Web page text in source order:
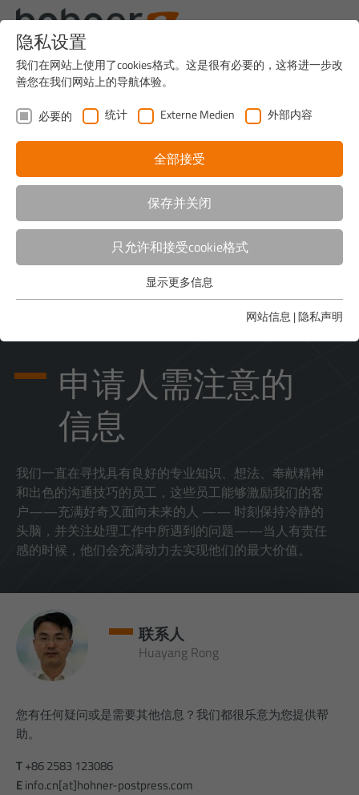
申请人需注意的
信息
我们一直在寻找具有良好的专业知识、想法、奉献精神
和出色的沟通技巧的员工，这些员工能够激励我们的客
户——充满好奇又面向未来的人 —— 时刻保持冷静的
头脑，并关注处理工作中所遇到的问题——当人有责任
感的时候，他们会充满动力去实现他们的最大价值。
联系人
Huayang Rong
您有任何疑问或是需要其他信息？我们都很乐意为您提供帮
助。
T+86 2583 123086
Einfo.cn[at]hohner-postpress.com
隐私设置
我们在网站上使用了cookies格式。这是很有必要的，这将进一步改
善您在我们网站上的导航体验。
必要的 统计 Externe Medien 外部内容
全部接受
保存并关闭
只允许和接受cookie格式
网站是基于cookies格式打造的基本框架，cookies格式将使网站
提供者 Hohner Maschinenbau GmbH
1 Jahr
意图
Dateien.
姓名 cookie_optin
提供者 TYPO3
意图
Einstellungen.
cookies格式信息的统计将会是匿名记录信息。这些信息将有助
于我们理解访客对我们网站的使用意图。
姓名
_ga
提供者 Google Analytics
周期 2 Jahre
意图
installiert. Das Cookie wird verwendet, um
Kampagnendaten zu berechnen und die
Nutzung der Website für den
Analysebericht der Website zu verfolgen.
generierte Nummer zu, um eindeutige
姓名
显示cookie详细信息
Externe Medien
Inhalte von Videoplattformen und Social Media Plattformen
werden standardmäßig blockiert. Wenn Cookies von externen
keiner manuellen Zustimmung mehr.
外部内容
我们使用我们网站上的外部内容为您提供附加信息
显示更多信息
网站信息 |隐私声明